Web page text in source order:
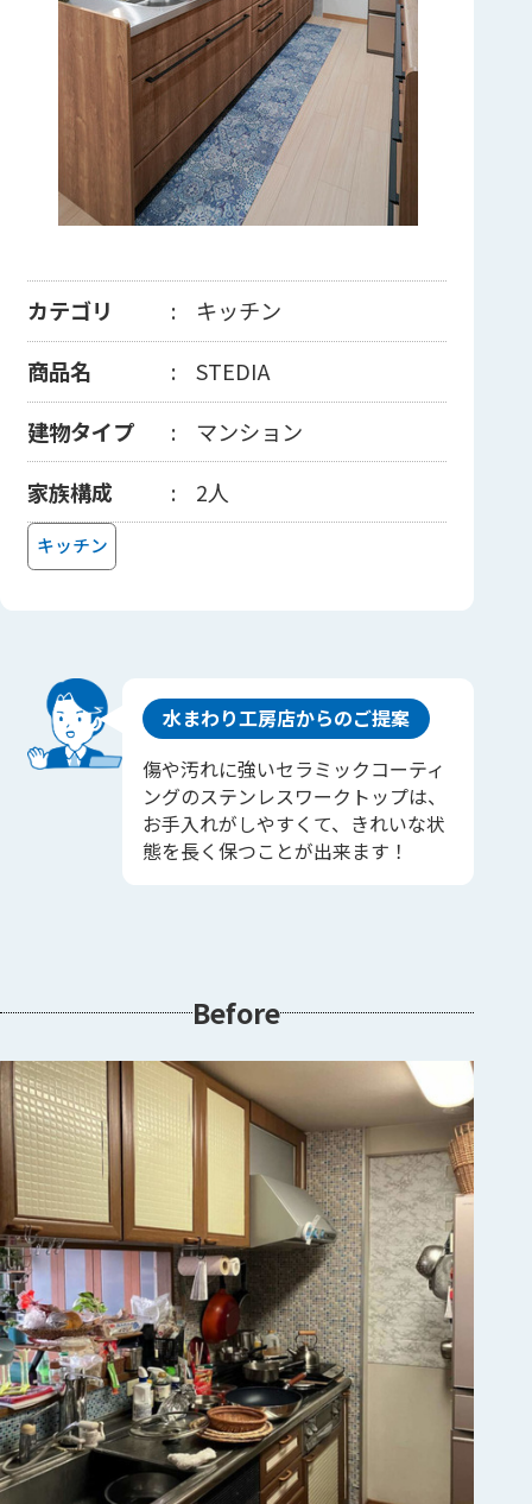
カテゴリ
キッチン
商品名
STEDIA
建物タイプ
マンション
家族構成
2人
キッチン
水まわり工房店からのご提案
傷や汚れに強いセラミックコーティ
ングのステンレスワークトップは、
お手入れがしやすくて、きれいな状
態を長く保つことが出来ます！
Before